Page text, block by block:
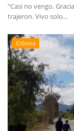
“Casi no vengo.
trajeron. Vivo solo...
Crónica